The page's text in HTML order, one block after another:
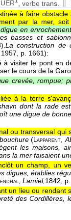
, verbe trans.
à faire
par la mer,
en
basses et
La construction de
1957, p. 1661):
à visiter le pont en
le cours de la
crevée, rompue;
à la terre
dont la rade
une digue de
ou transversal qui
(Lapparent,
les maisons,
la mer faisaient
un champ, un
digues, établies
, Lamiel,1842,
un lieu ou rendant
des Cordillères,